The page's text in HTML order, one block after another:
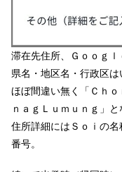
滞在先住所、Ｇｏｏｇｌ
県名・地区名・行政区
ほぼ間違い無く「Ｃｈ
ｎａｇＬｕｍｕｎｇ」と
住所詳細にはＳｏｉの
番号。